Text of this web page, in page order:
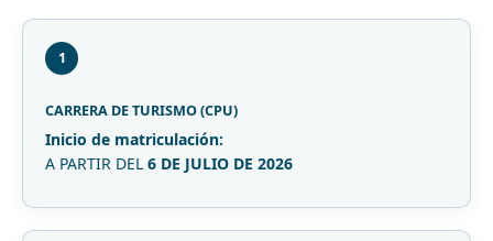
1
CARRERA DE TURISMO (CPU)
Inicio de matriculación:
A PARTIR DEL 6 DE JULIO DE 2026